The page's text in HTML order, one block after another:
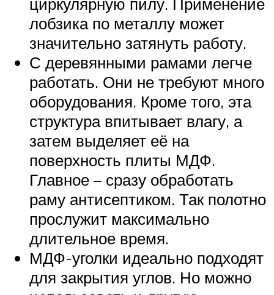
циркулярную пилу. Применение
лобзика по металлу может
значительно затянуть работу.
С деревянными рамами легче
работать. Они не требуют много
оборудования. Кроме того, эта
структура впитывает влагу, а
затем выделяет её на
поверхность плиты МДФ.
Главное – сразу обработать
раму антисептиком. Так полотно
прослужит максимально
длительное время.
МДФ-уголки идеально подходят
для закрытия углов. Но можно